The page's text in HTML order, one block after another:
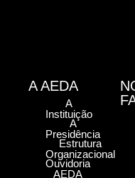
A AEDA
A
Instituição
A
Presidência
Estrutura
Organizacional
Ouvidoria
AEDA